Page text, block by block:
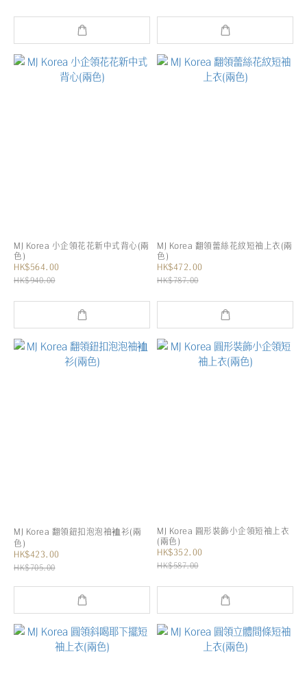
MJ Korea 小企領花花新中式背心(兩
色)
HK$564.00
HK$940.00
MJ Korea 翻領蕾絲花紋短袖上衣(兩
色)
HK$472.00
HK$787.00
MJ Korea 翻領鈕扣泡泡袖裇衫(兩
色)
HK$423.00
HK$705.00
MJ Korea 圓形裝飾小企領短袖上衣
(兩色)
HK$352.00
HK$587.00